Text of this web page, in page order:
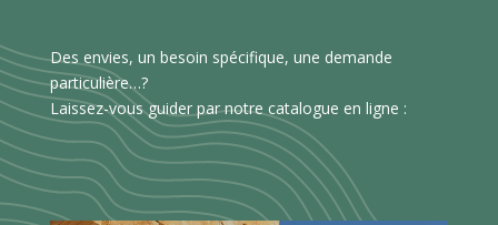
Des envies, un besoin spécifique, une demande
particulière…?
Laissez-vous guider par notre catalogue en ligne :